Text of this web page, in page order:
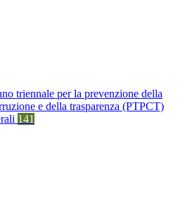
triennale per la prevenzione della
e della trasparenza (PTPCT)
141